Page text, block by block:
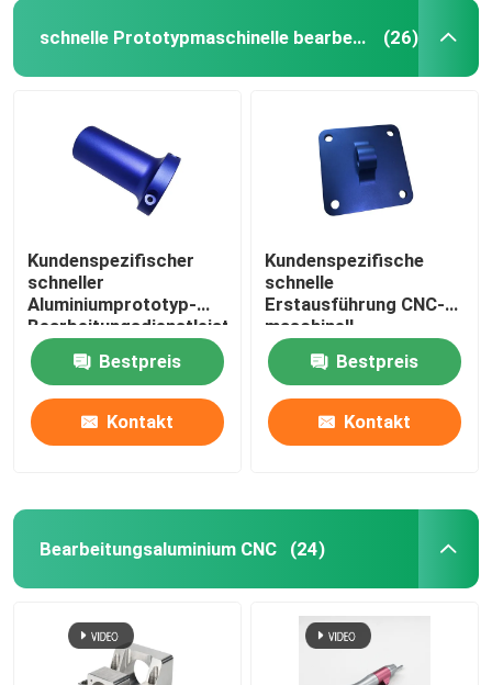
schnelle Prototypmaschinelle bearbeitung (26)
Kundenspezifischer
schneller
Aluminiumprototyp-
Bearbeitungsdienstleistungen
schnitten das Werfen
Bestpreis
Kontakt
Kundenspezifische
schnelle
Erstausführung CNC-
maschinell
bearbeitende
Aluminiumteil-Härte
Bestpreis
Kontakt
Bearbeitungsaluminium CNC (24)